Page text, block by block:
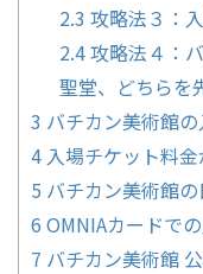
2.3 攻略法３：
2.4攻略法４：
聖堂、どちらを
3 バチカン美術館
4 入場チケット料
5 バチカン美術館
6 OMNIAカードで
7 バチカン美術館